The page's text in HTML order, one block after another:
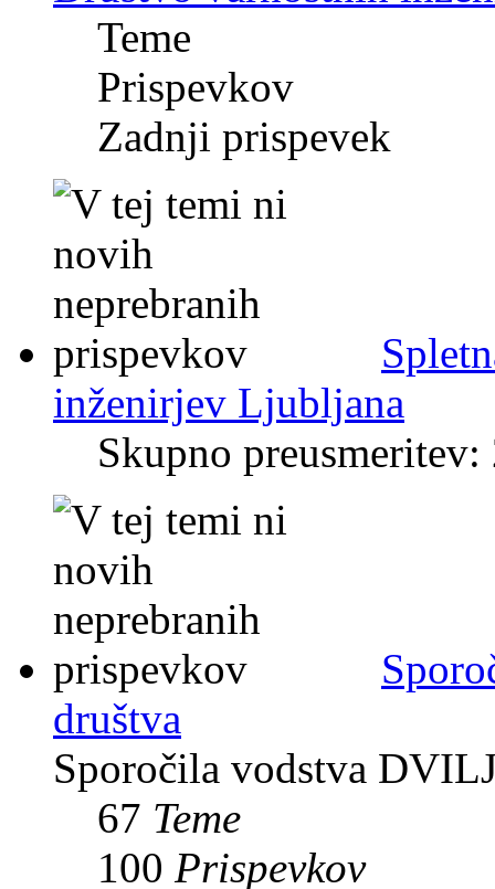
Teme
Prispevkov
Zadnji prispevek
inženirjev Ljubljana
Skupno preusmeritev:
društva
Sporočila vodstva
67 Teme
100 Prispevkov